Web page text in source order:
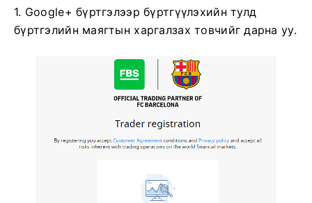
1. Google+ бүртгэлээр бүртгүүлэхийн тулд
бүртгэлийн маягтын харгалзах товчийг дарна уу.